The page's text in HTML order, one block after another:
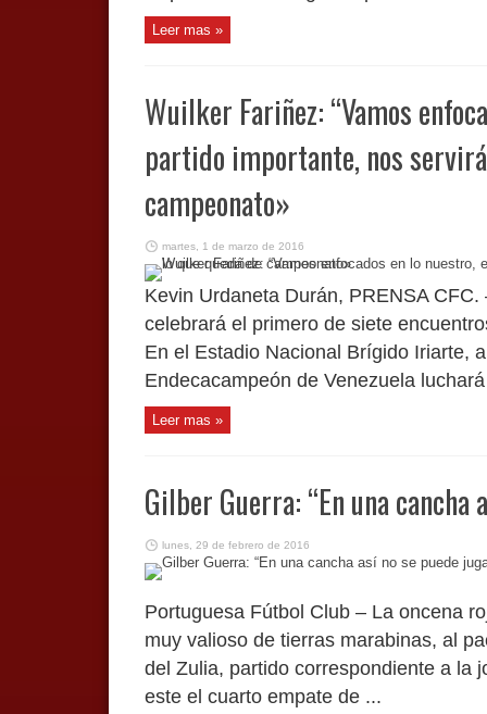
Leer mas »
Wuilker Fariñez: “Vamos
partido importante, nos
campeonato»
martes, 1 de marzo de 2016
Kevin Urdaneta Durán, PRENSA
celebrará el primero de siete
En el Estadio Nacional Brígido Iriarte,
Endecacampeón de Venezuela
Leer mas »
Gilber Guerra: “En una cancha
lunes, 29 de febrero de 2016
Portuguesa Fútbol Club – La oncena
muy valioso de tierras marabinas, al
del Zulia, partido correspondiente a la
este el cuarto empate de ...